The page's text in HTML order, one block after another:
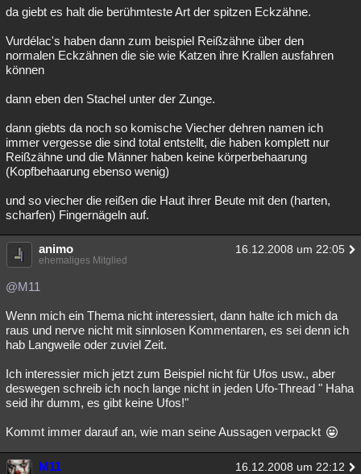
da giebt es halt die berühmteste Art der spitzen Eckzähne.
Vurdélac's haben dann zum beispiel Reißzähne über den
normalen Eckzähnen die sie wie Katzen ihre Krallen ausfahren
können
dann eben den Stachel unter der Zunge.
dann giebts da noch so komische Viecher dehren namen ich
immer vergesse die sind total entstellt, die haben komplett nur
Reißzähne und die Männer haben keine körperbehaarung
(Kopfbehaarung ebenso wenig)
und so viecher die reißen die Haut ihrer Beute mit den (harten,
scharfen) Fingernägeln auf.
animo 16.12.2008 um 22:05
ehemaliges Mitglied
@M11
Wenn mich ein Thema nicht interessiert, dann halte ich mich da
raus und nerve nicht mit sinnlosen Kommentaren, es sei denn ich
hab Langweile oder zuviel Zeit.
Ich interessier mich jetzt zum Beispiel nicht für Ufos usw., aber
deswegen schreib ich noch lange nicht in jeden Ufo-Thread " Haha
seid ihr dumm, es gibt keine Ufos!"
Kommt immer darauf an, wie man seine Aussagen verpackt
M11 16.12.2008 um 22:12